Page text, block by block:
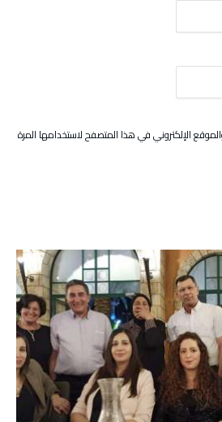
الإلكتروني في هذا المتصفح لاستخدامها المرة